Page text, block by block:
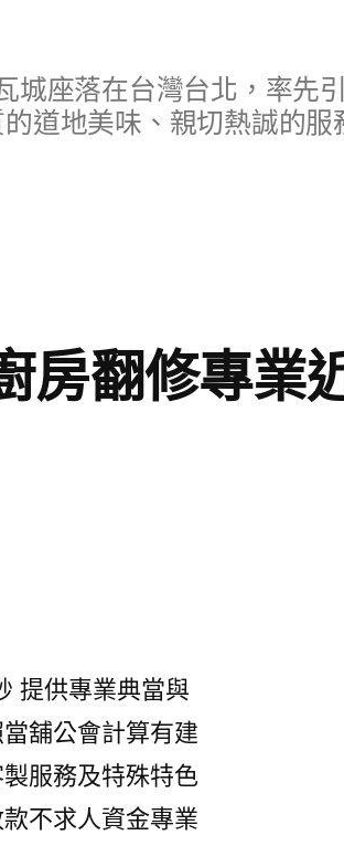
城座落在台灣台北，率先
道地美味、親切熱誠的服
房翻修專業
提供專業典當與
舖公會計算有建
服務及特殊特色
不求人資金專業